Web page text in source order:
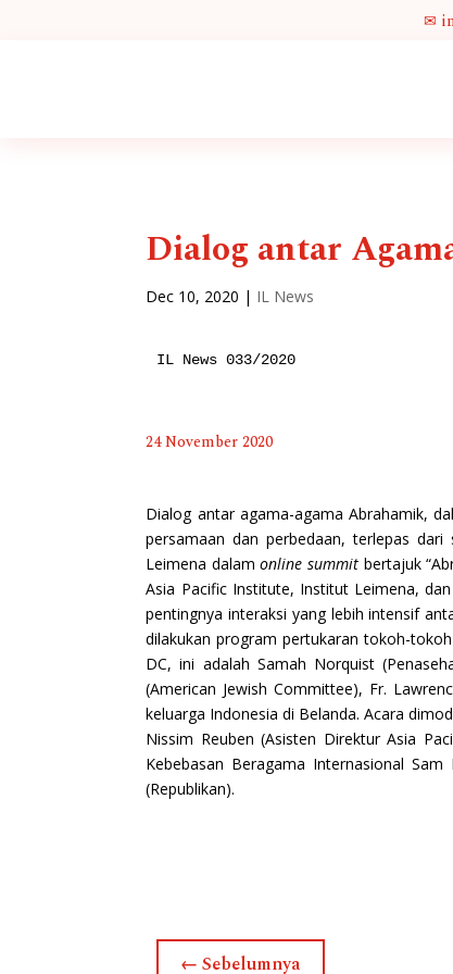
✉
Dialog antar
Dec 10, 2020 | IL News
IL News 033/2020
24 November 2020
Dialog antar agama-agama Abrahamik,
persamaan dan perbedaan, terlepas
Leimena dalamonline summit bertajuk
Asia Pacific Institute, Institut Leimena,
pentingnya interaksi yang lebih intensif
dilakukan program pertukaran tokoh-
DC, ini adalah Samah Norquist
(American Jewish Committee), Fr.
keluarga Indonesia di Belanda. Acara
Nissim Reuben (Asisten Direktur Asia
Kebebasan Beragama Internasional
(Republikan).
←Sebelumnya